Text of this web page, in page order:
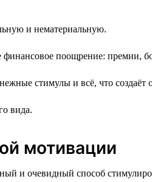
и нематериальную.
поощрение: премии,
стимулы и всё, что
вида.
мотивации
и очевидный способ